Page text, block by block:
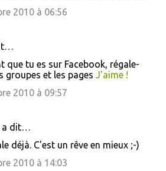
2010 à 06:56
que tu es sur Facebook, régale-
groupes et les pages J'aime !
2010 à 09:57
a dit…
déjà. C'est un rêve en mieux ;-)
2010 à 14:03